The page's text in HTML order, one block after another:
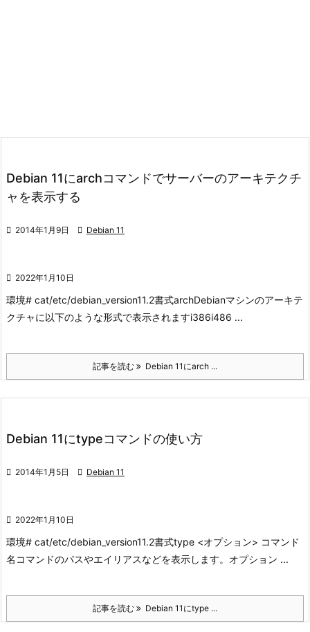
Debian 11にarchコマンドでサーバーのアーキテクチ
ャを表示する
 2014年1月9日  Debian 11
 2022年1月10日
環境# cat/etc/debian_version11.2書式archDebianマシンのアーキテ
クチャに以下のような形式で表示されますi386i486 ...
記事を読む Debian 11にarch ...
Debian 11にtypeコマンドの使い方
 2014年1月5日  Debian 11
 2022年1月10日
環境# cat/etc/debian_version11.2書式type <オプション> コマンド
名 コマンドのパスやエイリアスなどを表示します。 オプション ...
記事を読む Debian 11にtype ...